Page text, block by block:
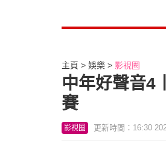
主頁 娛樂 影視圈
中年好聲音4
賽
影視圈 更新時間：16:30